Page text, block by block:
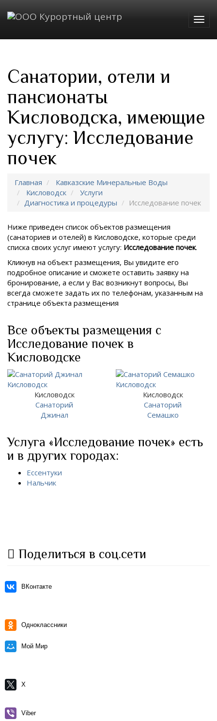
Санатории, отели и
пансионаты
Кисловодска, имеющие
услугу: Исследование
почек
Главная
Кавказские Минеральные Воды
Кисловодск
Услуги
Диагностика и процедуры
Исследование почек
Ниже приведен список объектов размещения
(санаториев и отелей) в Кисловодске, которые среди
списка своих услуг имеют услугу: Исследование почек.
Кликнув на объект размещения, Вы увидите его
подробное описание и сможете оставить заявку на
бронирование, а если у Вас возникнут вопросы, Вы
всегда сможете задать их по телефонам, указанным на
странице объекта размещения
Все объекты размещения с
Исследование почек в
Кисловодске
Кисловодск
Санаторий
Джинал
Кисловодск
Санаторий
Семашко
Услуга «Исследование почек» есть
и в других городах:
Ессентуки
Нальчик
Поделиться в соц.сети
ВКонтакте
Одноклассники
Мой Мир
X
Viber